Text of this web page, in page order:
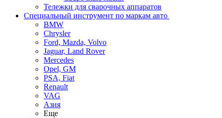
Тележки для сварочных аппаратов
Специальный инструмент по маркам авто
BMW
Chrysler
Ford, Mazda, Volvo
Jaguar, Land Rover
Mercedes
Opel, GM
PSA, Fiat
Renault
VAG
Азия
Еще